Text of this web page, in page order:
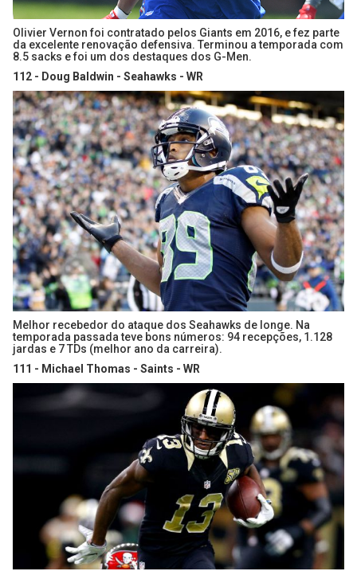
Olivier Vernon foi contratado pelos Giants em 2016, e fez parte
da excelente renovação defensiva. Terminou a temporada com
8.5 sacks e foi um dos destaques dos G-Men.
112 - Doug Baldwin - Seahawks - WR
Melhor recebedor do ataque dos Seahawks de longe. Na
temporada passada teve bons números: 94 recepções, 1.128
jardas e 7 TDs (melhor ano da carreira).
111 - Michael Thomas - Saints - WR